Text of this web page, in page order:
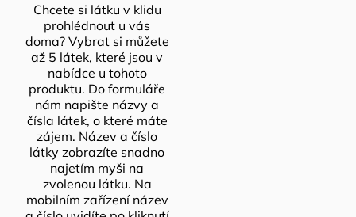
Chcete si látku v klidu
prohlédnout u vás
doma? Vybrat si můžete
až 5 látek, které jsou v
nabídce u tohoto
produktu. Do formuláře
nám napište názvy a
čísla látek, o které máte
zájem. Název a číslo
látky zobrazíte snadno
najetím myši na
zvolenou látku. Na
mobilním zařízení název